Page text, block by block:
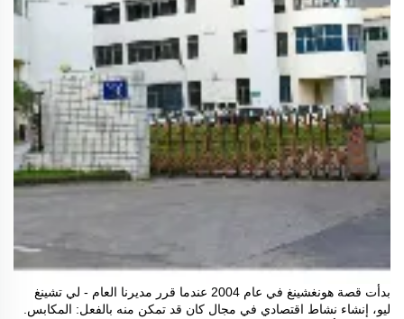
بدأت قصة هونغشينغ في عام 2004 عندما قرر مديرنا العام - لي تشينغ
ليو، إنشاء نشاط اقتصادي في مجال كان قد تمكن منه بالفعل: المكابس.